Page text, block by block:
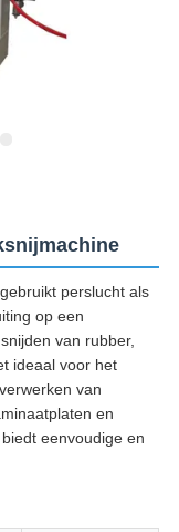
perslucht als
op een
van rubber,
ideaal voor het
van
en
eenvoudige en